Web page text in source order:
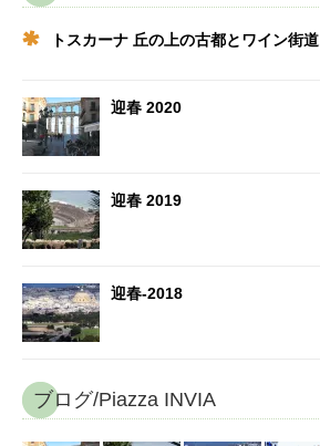
トスカーナ 丘の上の古都とワイン街道
迎春 2020
迎春 2019
迎春-2018
ブログ/Piazza INVIA